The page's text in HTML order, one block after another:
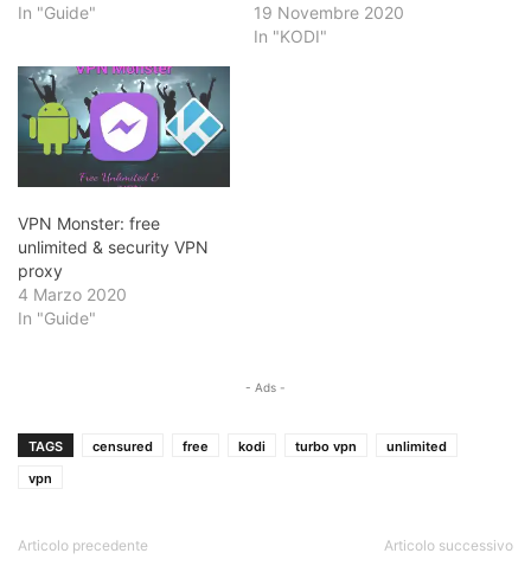
In "Guide"
19 Novembre 2020
In "KODI"
VPN Monster: free
unlimited & security VPN
proxy
4 Marzo 2020
In "Guide"
- Ads -
TAGS censured free kodi turbo vpn
unlimited
vpn
Articolo precedente Articolo successivo